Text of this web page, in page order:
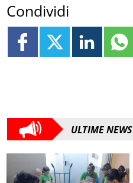
Condividi
ULTIME NEWS